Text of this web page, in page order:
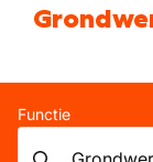
Functie